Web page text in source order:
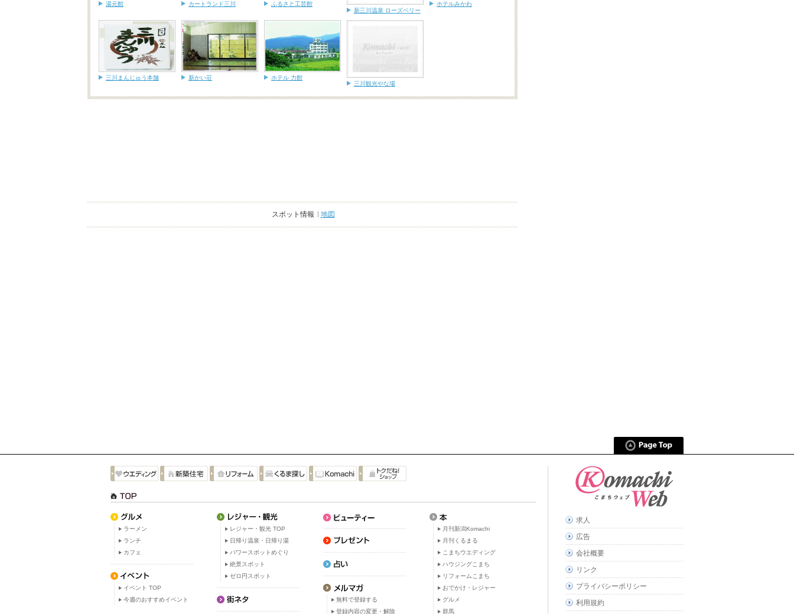
湯元館 カートランド三川
ふるさと工芸館
新三川温泉 ローズベリー
ホテルみかわ
三川まんじゅう本舗 新かい荘
ホテル 力館
三川観光やな場
スポット情報 地図
ラーメン
ランチ
カフェ
イベント TOP
今週のおすすめイベント
レジャー・観光 TOP
日帰り温泉・日帰り湯
パワースポットめぐり
絶景スポット
ゼロ円スポット
無料で登録する
登録内容の変更・解除
月刊新潟Komachi
月刊くるまる
こまちウエディング
ハウジングこまち
リフォームこまち
おでかけ・レジャー
グルメ
群馬
求人
広告
会社概要
リンク
プライバシーポリシー
利用規約